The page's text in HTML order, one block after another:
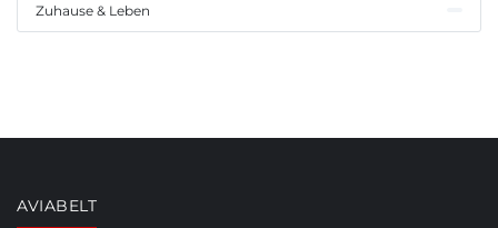
Zuhause & Leben
AVIABELT